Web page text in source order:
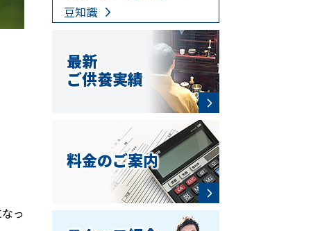
っ
豆知識
最新
ご供養実績
料金のご案内